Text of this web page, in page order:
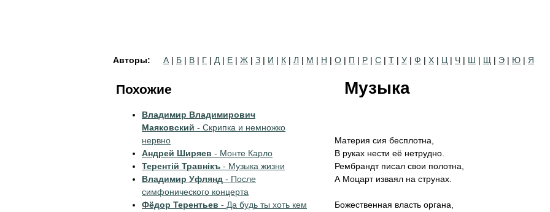
Авторы: А | Б | В | Г | Д | Е | Ж | З | И | К | Л | М | Н | О | П | Р | С | Т | У | Ф | Х | Ц | Ч | Ш | Щ | Э | Ю | Я
Музыка
Материя сия бесплотна,
В руках нести её нетрудно.
Рембрандт писал свои полотна,
А Моцарт изваял на струнах.
Божественная власть органа,
Похожие
Владимир Владимирович
Маяковский - Скрипка и немножко
нервно
Андрей Ширяев - Монте Карло
Терентiй Травнiкъ - Музыка жизни
Владимир Уфлянд - После
симфонического концерта
Фёдор Терентьев - Да будь ты хоть кем